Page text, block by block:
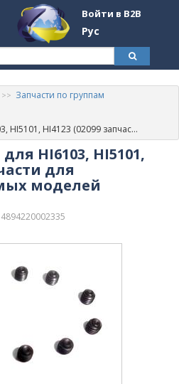
Войти в B2B
Рус
Запчасти по группам
запчасти для радиоуправляемых моделей Himoto)
HI6103, HI5101,
для
моделей
4894220002335